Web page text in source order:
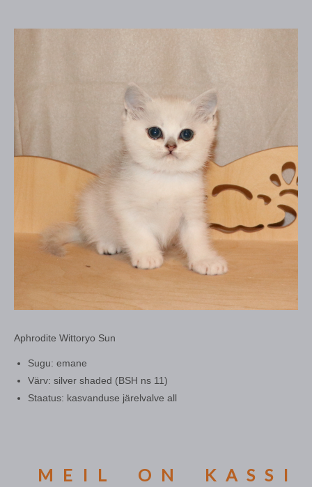
Aphrodite Wittoryo Sun
Sugu: emane
Värv: silver shaded (BSH ns 11)
Staatus: kasvanduse järelvalve all
ON